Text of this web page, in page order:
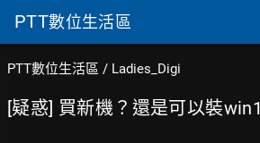
PTT數位生活區
PTT數位生活區 / Ladies_Digi
[疑惑] 買新機？還是可以裝